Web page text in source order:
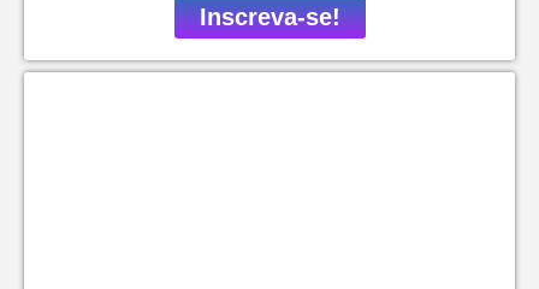
Inscreva-se!